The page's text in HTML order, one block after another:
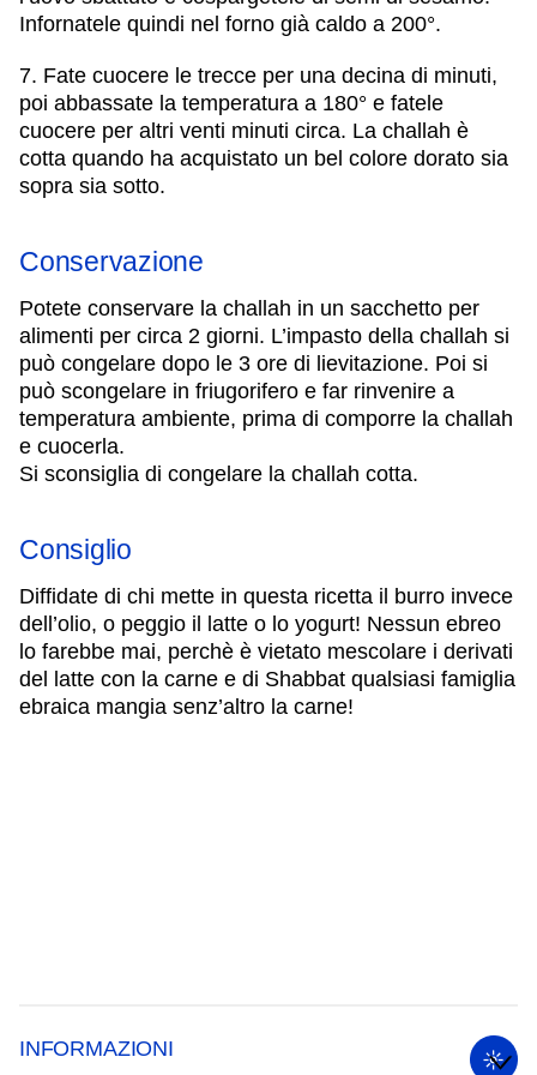
Infornatele quindi nel forno già caldo a 200°.
7. Fate cuocere le trecce per una decina di minuti,
poi abbassate la temperatura a 180° e fatele
cuocere per altri venti minuti circa. La challah è
cotta quando ha acquistato un bel colore dorato sia
sopra sia sotto.
Conservazione
Potete conservare la challah in un sacchetto per
alimenti per circa 2 giorni. L’impasto della challah si
può congelare dopo le 3 ore di lievitazione. Poi si
può scongelare in friugorifero e far rinvenire a
temperatura ambiente, prima di comporre la challah
e cuocerla.
Si sconsiglia di congelare la challah cotta.
Consiglio
Diffidate di chi mette in questa ricetta il burro invece
dell’olio, o peggio il latte o lo yogurt! Nessun ebreo
lo farebbe mai, perchè è vietato mescolare i derivati
del latte con la carne e di Shabbat qualsiasi famiglia
ebraica mangia senz’altro la carne!
INFORMAZIONI